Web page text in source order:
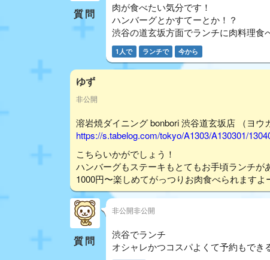
質問
肉が食べたい気分です！
ハンバーグとかすてーとか！？
渋谷の道玄坂方面でランチに肉料理食
1人で ランチで 今から
ゆず
非公開
溶岩焼ダイニング bonbori 渋谷道玄坂店 （ヨ
https://s.tabelog.com/tokyo/A1303/A130301/
こちらいかがでしょう！
ハンバーグもステーキもとてもお手頃ランチが
1000円〜楽しめてがっつりお肉食べられますよ
質問
非公開非公開
渋谷でランチ
オシャレかつコスパよくて予約もでき